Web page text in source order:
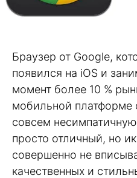
Браузер от Google,
появился на iOS и
момент более 10 %
мобильной платформе
совсем
просто отличный, но
совершенно не
качественных и